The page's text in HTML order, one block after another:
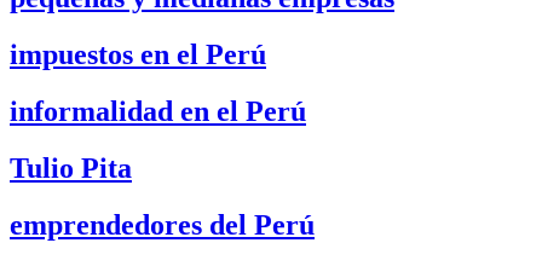
impuestos en el Perú
informalidad en el Perú
Tulio Pita
emprendedores del Perú